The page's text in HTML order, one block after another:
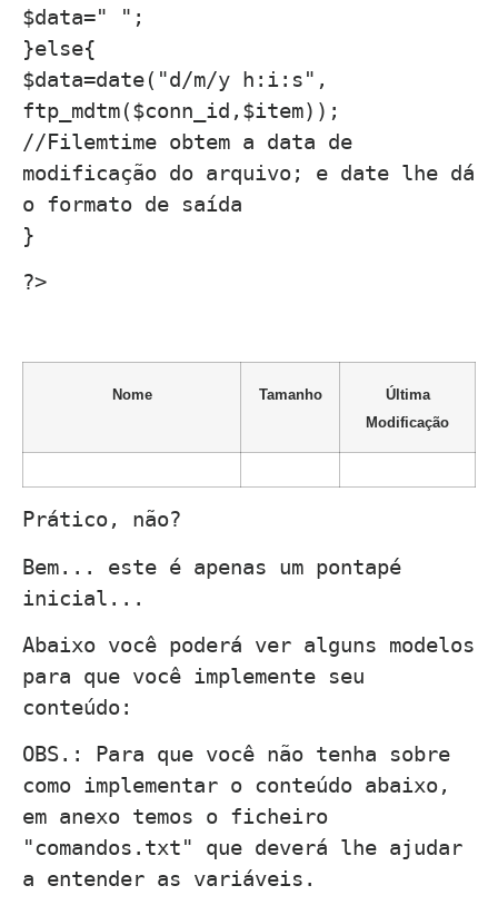
$data=" ";
}else{
$data=date("d/m/y h:i:s",
ftp_mdtm($conn_id,$item));
//Filemtime obtem a data de
modificação do arquivo; e date lhe dá
o formato de saída
}
?>
Nome Tamanho
Última
Modificação
Prático, não?
Bem... este é apenas um pontapé
inicial...
Abaixo você poderá ver alguns modelos
para que você implemente seu
conteúdo:
OBS.: Para que você não tenha sobre
como implementar o conteúdo abaixo,
em anexo temos o ficheiro
"comandos.txt" que deverá lhe ajudar
a entender as variáveis.